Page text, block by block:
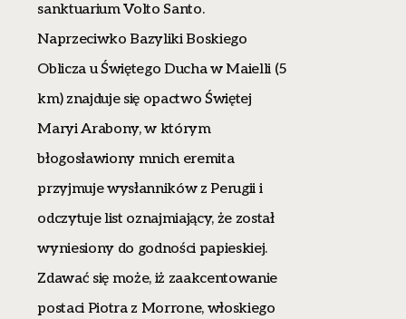
sanktuarium Volto Santo.
Naprzeciwko Bazyliki Boskiego
Oblicza u Świętego Ducha w Maielli (5
km) znajduje się opactwo Świętej
Maryi Arabony, w którym
błogosławiony mnich eremita
przyjmuje wysłanników z Perugii i
odczytuje list oznajmiający, że został
wyniesiony do godności papieskiej.
Zdawać się może, iż zaakcentowanie
postaci Piotra z Morrone, włoskiego